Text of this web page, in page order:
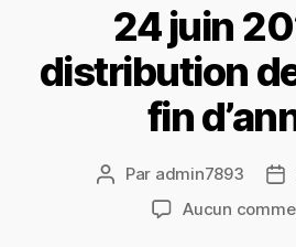
24 juin
distribution
fin
Par admin7893
Aucun